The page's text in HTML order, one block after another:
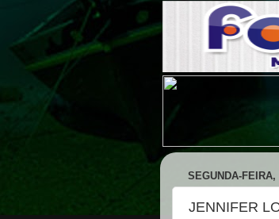
SEGUNDA-
JENNIFER